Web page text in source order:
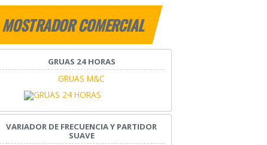
MOSTRADOR COMERCIAL
GRUAS 24 HORAS
GRUAS M&C
VARIADOR DE FRECUENCIA Y PARTIDOR
SUAVE